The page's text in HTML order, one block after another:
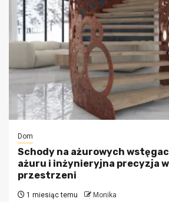
Dom
Schody na ażurowych
ażuru i inżynieryjna precyzja
przestrzeni
1 miesiąc temu Monika